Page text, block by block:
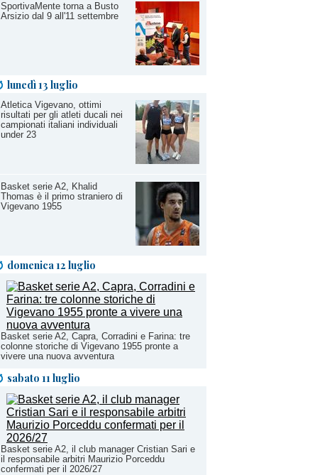
SportivaMente torna a Busto
Arsizio dal 9 all'11 settembre
lunedì 13 luglio
Atletica Vigevano, ottimi
risultati per gli atleti ducali nei
campionati italiani individuali
under 23
Basket serie A2, Khalid
Thomas è il primo straniero di
Vigevano 1955
domenica 12 luglio
Basket serie A2, Capra, Corradini e Farina: tre
colonne storiche di Vigevano 1955 pronte a
vivere una nuova avventura
sabato 11 luglio
Basket serie A2, il club manager Cristian Sari e
il responsabile arbitri Maurizio Porceddu
confermati per il 2026/27